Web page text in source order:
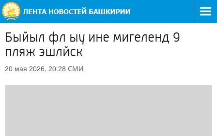
Быйыл фл ыу ине мигеленд 9
пляж эшлйск
20 мая 2026, 20:28 СМИ